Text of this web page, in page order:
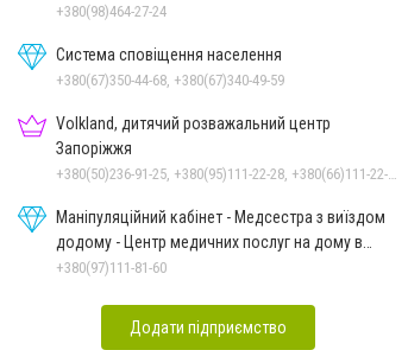
+380(98)464-27-24
Система сповіщення населення
+380(67)350-44-68, +380(67)340-49-59
Volkland, дитячий розважальний центр
Запоріжжя
Маніпуляційний кабінет - Медсестра з виїздом
додому - Центр медичних послуг на дому в
Запоріжжі
+380(97)111-81-60
Додати підприємство